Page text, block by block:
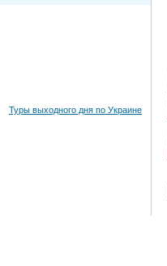
Туры выходного дня по Украине